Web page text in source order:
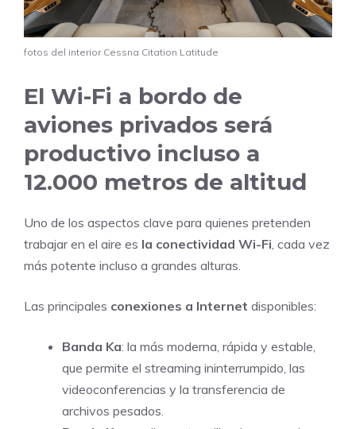
fotos del interior Cessna Citation Latitude
El Wi-Fi a bordo de
aviones privados será
productivo incluso a
12.000 metros de altitud
Uno de los aspectos clave para quienes pretenden
trabajar en el aire es la conectividad Wi-Fi , cada vez
más potente incluso a grandes alturas.
Las principales conexiones a Internet disponibles:
Banda Ka: la más moderna, rápida y estable,
que permite el streaming ininterrumpido, las
videoconferencias y la transferencia de
archivos pesados.